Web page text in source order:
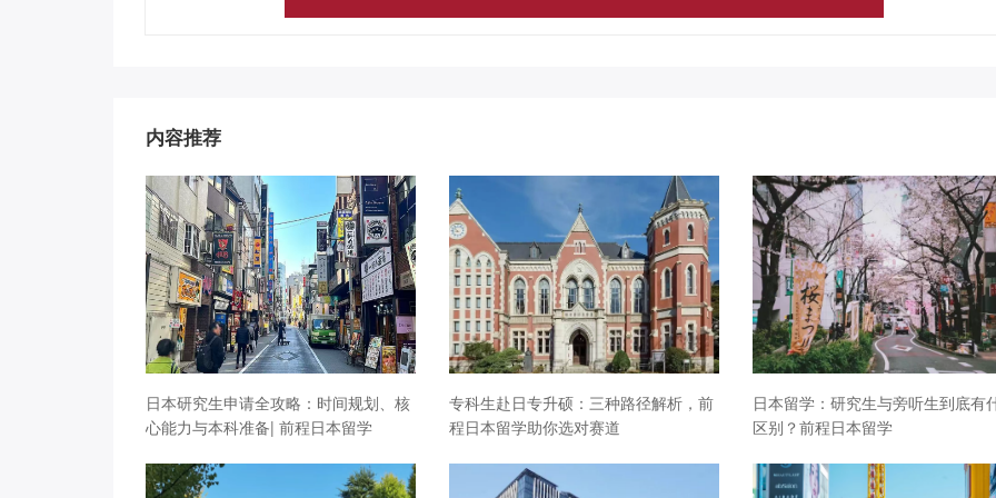
内容推荐
日本研究生申请全攻略：时间规划、核
心能力与本科准备| 前程日本留学
专科生赴日专升硕：三种路径解析，前
程日本留学助你选对赛道
日本留学：研究生与旁听生到底有
区别？前程日本留学